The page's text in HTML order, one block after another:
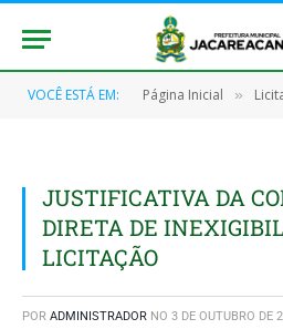
VOCÊ ESTÁ EM: Página Inicial »
JUSTIFICATIVA DA
DIRETA DE
LICITAÇÃO
POR ADMINISTRADOR NO 3 DE OUTUBRO DE